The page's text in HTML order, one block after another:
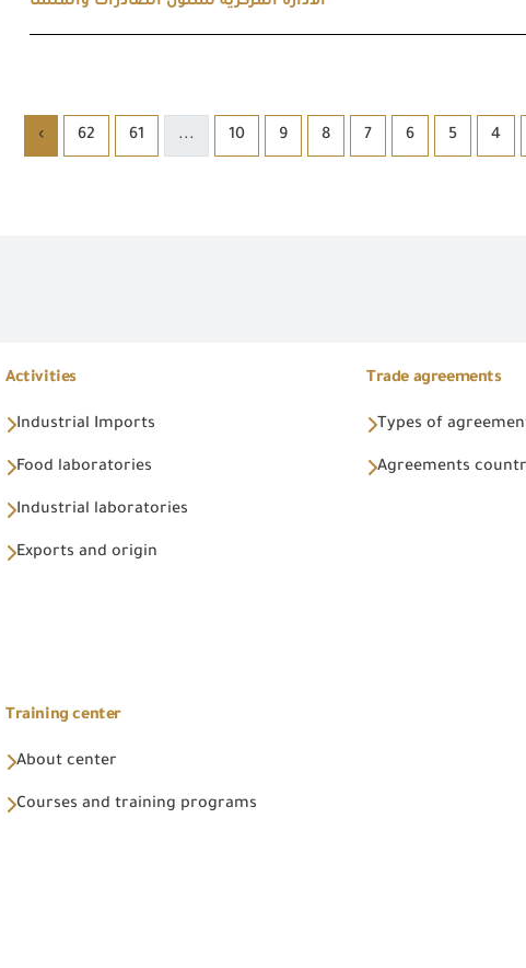
4
5
6
7
8
9
10
...
61
62
›
Activities
Industrial Imports
Food laboratories
Industrial laboratories
Exports and origin
Trade agreements
Types of
Agreements
Training center
About center
Courses and training programs